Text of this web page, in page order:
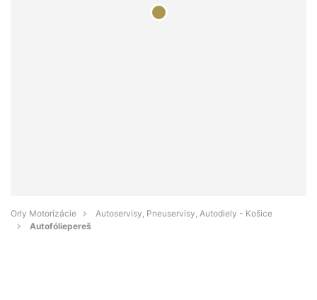
Orly Motorizácie
Autoservisy, Pneuservisy, Autodiely - Košice
Autofóliepereš